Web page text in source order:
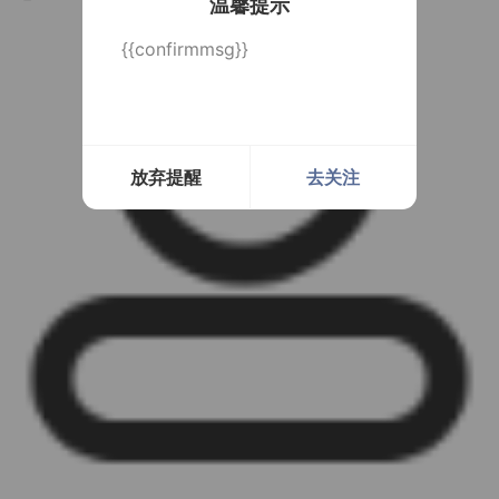
温馨提示
{{confirmmsg}}
放弃提醒 去关注